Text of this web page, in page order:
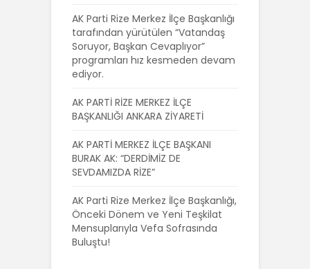
AK Parti Rize Merkez İlçe Başkanlığı
tarafından yürütülen “Vatandaş
Soruyor, Başkan Cevaplıyor”
programları hız kesmeden devam
ediyor.
AK PARTİ RİZE MERKEZ İLÇE
BAŞKANLIĞI ANKARA ZİYARETİ
AK PARTİ MERKEZ İLÇE BAŞKANI
BURAK AK: “DERDİMİZ DE
SEVDAMIZDA RİZE”
AK Parti Rize Merkez İlçe Başkanlığı,
Önceki Dönem ve Yeni Teşkilat
Mensuplarıyla Vefa Sofrasında
Buluştu!